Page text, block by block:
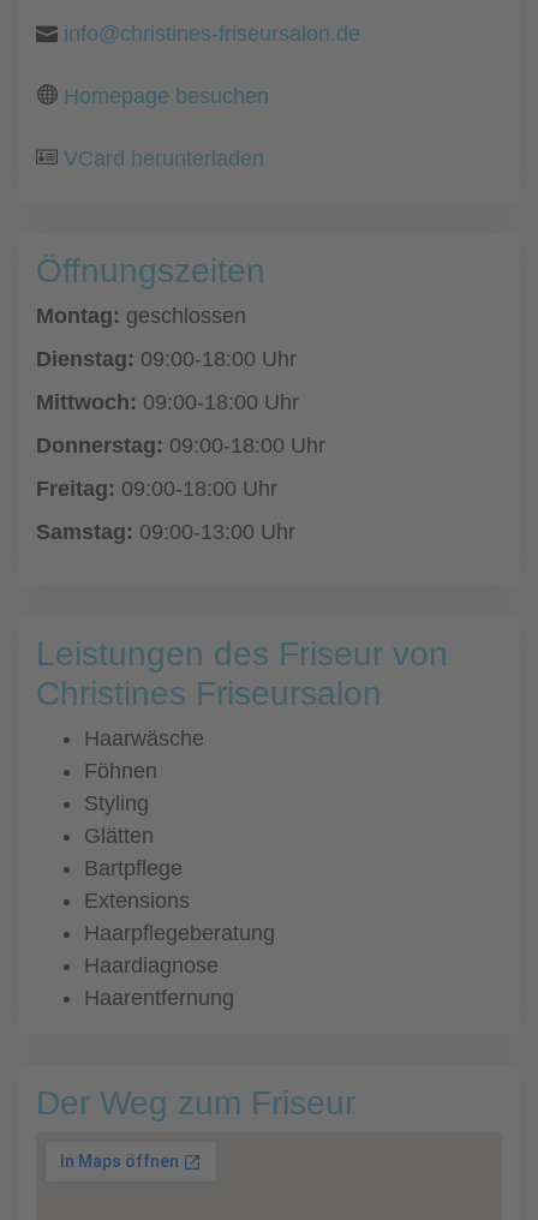
info@christines-friseursalon.de
Homepage besuchen
VCard herunterladen
Öffnungszeiten
Montag: geschlossen
Dienstag: 09:00-18:00 Uhr
Mittwoch: 09:00-18:00 Uhr
Donnerstag: 09:00-18:00 Uhr
Freitag: 09:00-18:00 Uhr
Samstag: 09:00-13:00 Uhr
Leistungen des Friseur von
Christines Friseursalon
Haarwäsche
Föhnen
Styling
Glätten
Bartpflege
Extensions
Haarpflegeberatung
Haardiagnose
Haarentfernung
Der Weg zum Friseur